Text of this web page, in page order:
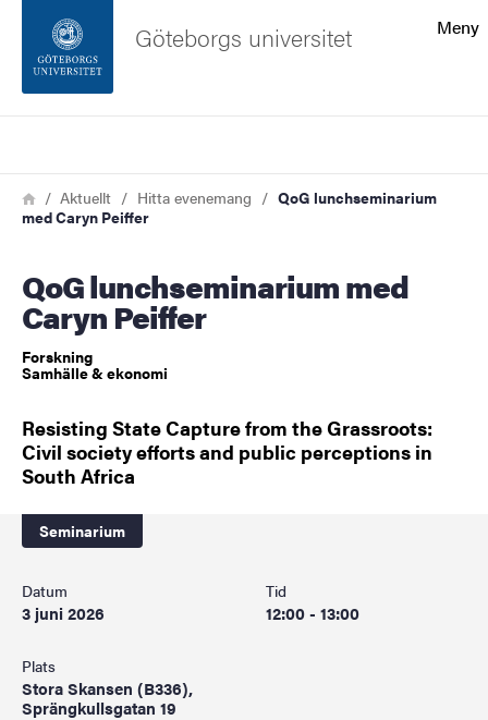
Sidfoten
Om webbplatsen
Meny
Göteborgs universitet
Länkstig
HemAktuellt Hitta evenemang
QoG lunchseminarium
med Caryn Peiffer
QoG lunchseminarium med
Caryn Peiffer
Forskning
Samhälle & ekonomi
Resisting State Capture from the Grassroots:
Civil society efforts and public perceptions in
South Africa
Seminarium
Datum
3 juni 2026
Tid
12:00 - 13:00
Plats
Stora Skansen (B336),
Sprängkullsgatan 19